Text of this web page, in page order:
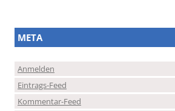
META
Anmelden
Eintrags-Feed
Kommentar-Feed